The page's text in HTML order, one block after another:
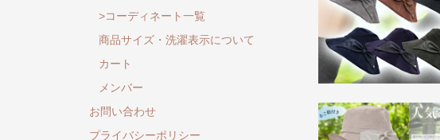
>コーディネート一覧
商品サイズ・洗濯表示について
カート
メンバー
お問い合わせ
プライバシーポリシー